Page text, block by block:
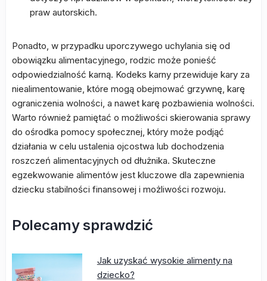
praw autorskich.
Ponadto, w przypadku uporczywego uchylania się od
obowiązku alimentacyjnego, rodzic może ponieść
odpowiedzialność karną. Kodeks karny przewiduje kary za
niealimentowanie, które mogą obejmować grzywnę, karę
ograniczenia wolności, a nawet karę pozbawienia wolności.
Warto również pamiętać o możliwości skierowania sprawy
do ośrodka pomocy społecznej, który może podjąć
działania w celu ustalenia ojcostwa lub dochodzenia
roszczeń alimentacyjnych od dłużnika. Skuteczne
egzekwowanie alimentów jest kluczowe dla zapewnienia
dziecku stabilności finansowej i możliwości rozwoju.
Polecamy sprawdzić
Jak uzyskać wysokie alimenty na
dziecko?